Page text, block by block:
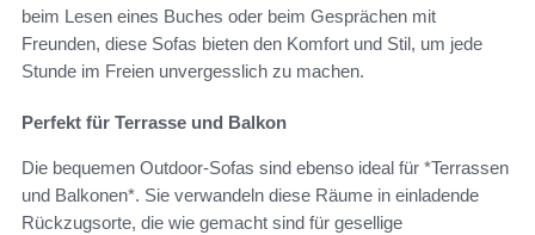
beim Lesen eines Buches oder beim Gesprächen mit
Freunden, diese Sofas bieten den Komfort und Stil, um jede
Stunde im Freien unvergesslich zu machen.
Perfekt für Terrasse und Balkon
Die bequemen Outdoor-Sofas sind ebenso ideal für *Terrassen
und Balkonen*. Sie verwandeln diese Räume in einladende
Rückzugsorte, die wie gemacht sind für gesellige